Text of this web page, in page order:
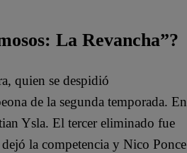
La Revancha”?
quien se despidió
de la segunda temporada. En
Ysla. El tercer eliminado fue
la competencia y Nico Ponce